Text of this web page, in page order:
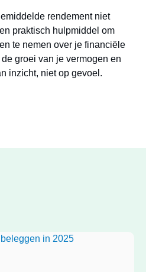
rendement niet
praktisch hulpmiddel om
te nemen over je financiële
groei van je vermogen en
inzicht, niet op gevoel.